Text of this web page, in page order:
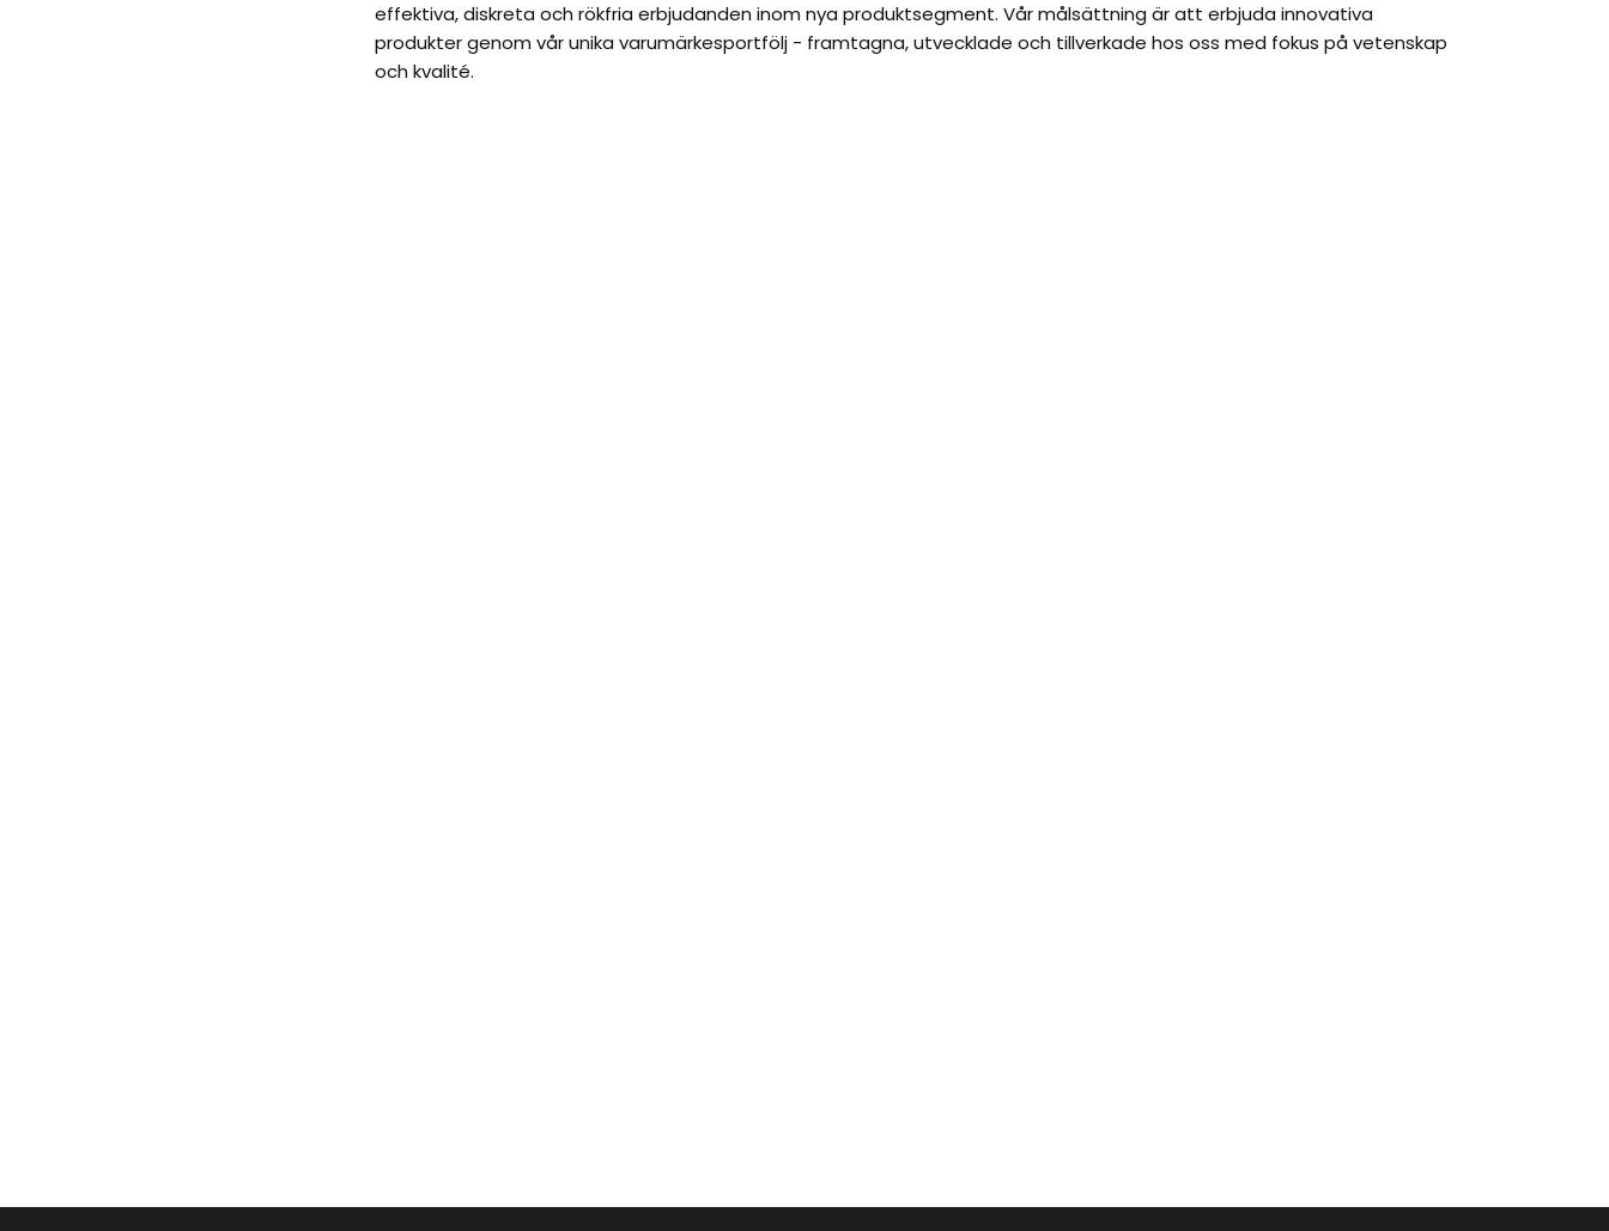
effektiva, diskreta och rökfria erbjudanden inom nya produktsegment. Vår målsättning är att erbjuda innovativa
produkter genom vår unika varumärkesportfölj - framtagna, utvecklade och tillverkade hos oss med fokus på vetenskap
och kvalité.